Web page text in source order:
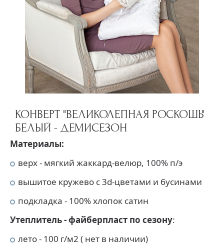
КОНВЕРТ "ВЕЛИКОЛЕПНАЯ РОСКОШЬ"
БЕЛЫЙ - ДЕМИСЕЗОН
Материалы:
верх - мягкий жаккард-велюр, 100% п/э
вышитое кружево с 3d-цветами и бусинами
подкладка - 100% хлопок сатин
Утеплитель -файберпласт по сезону:
лето - 100 г/м2 ( нет в наличии)